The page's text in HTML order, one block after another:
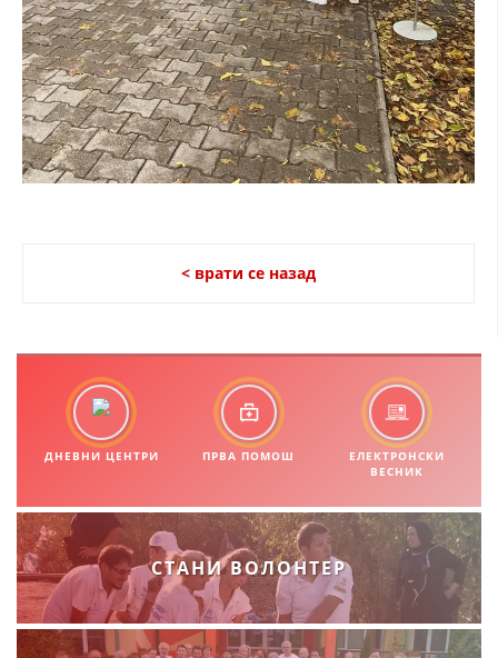
СТРАТЕГИИ
ЕДУКАТИВНО ИНФОРМАТИВНИ МАТЕРИЈАЛИ
БРОШУРИ
ПОСТЕРИ
ПРЕЗЕНТАЦИИ
< врати се назад
ДНЕВНИ ЦЕНТРИ ПРВА ПОМОШ
ЕЛЕКТРОНСКИ
ВЕСНИК
СТАНИ ВОЛОНТЕР